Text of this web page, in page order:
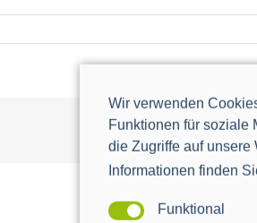
Wir verwenden
Funktionen für soziale
die Zugriffe auf unsere
Informationen finden
Funktional